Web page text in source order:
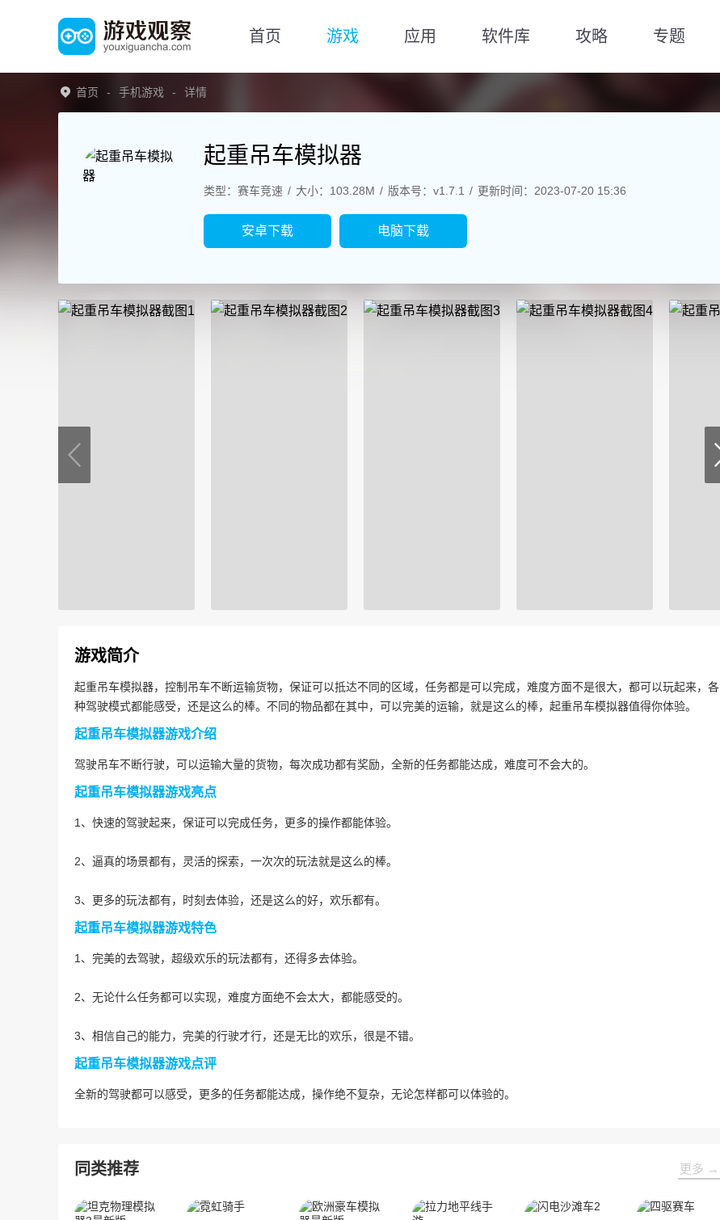
首页 游戏 应用 软件库 攻略 专题
首页 手机游戏 详情
起重吊车模拟器
类型：赛车竞速 大小：103.28M 版本号：v1.7.1 更新时间：2023-07-20 15:36
安卓下载 电脑下载
游戏简介
起重吊车模拟器，控制吊车不断运输货物，保证可以抵达不同的区域，任务都是可以完成，难度方面不是很大，都可以玩起来，各
种驾驶模式都能感受，还是这么的棒。不同的物品都在其中，可以完美的运输，就是这么的棒，起重吊车模拟器值得你体验。
起重吊车模拟器游戏介绍
驾驶吊车不断行驶，可以运输大量的货物，每次成功都有奖励，全新的任务都能达成，难度可不会大的。
起重吊车模拟器游戏亮点
1、快速的驾驶起来，保证可以完成任务，更多的操作都能体验。
2、逼真的场景都有，灵活的探索，一次次的玩法就是这么的棒。
3、更多的玩法都有，时刻去体验，还是这么的好，欢乐都有。
起重吊车模拟器游戏特色
1、完美的去驾驶，超级欢乐的玩法都有，还得多去体验。
2、无论什么任务都可以实现，难度方面绝不会太大，都能感受的。
3、相信自己的能力，完美的行驶才行，还是无比的欢乐，很是不错。
起重吊车模拟器游戏点评
全新的驾驶都可以感受，更多的任务都能达成，操作绝不复杂，无论怎样都可以体验的。
同类推荐 更多 →